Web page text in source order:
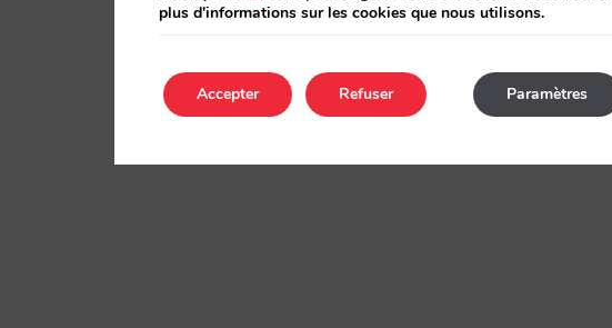
plus d'informations sur les cookies que nous utilisons.
Accepter Paramètres
Refuser